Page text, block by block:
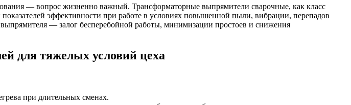
— вопрос жизненно важный. Трансформаторные выпрямители сварочные, как класс
эффективности при работе в условиях повышенной пыли, вибрации, перепадов
— залог бесперебойной работы, минимизации простоев и снижения
для тяжелых условий цеха
при длительных сменах.